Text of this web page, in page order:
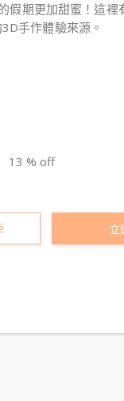
假期更加甜蜜！這
手作體驗來源。
13 % off
立